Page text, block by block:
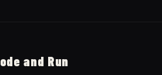
ode and Run